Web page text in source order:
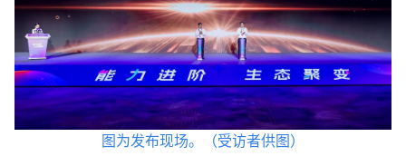
图为发布现场。（受访者供图）